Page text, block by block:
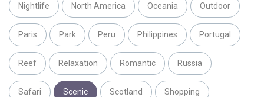
Nightlife North America Oceania Outdoor
Paris Park Peru Philippines Portugal
Reef Relaxation Romantic Russia
Safari Scenic Scotland Shopping